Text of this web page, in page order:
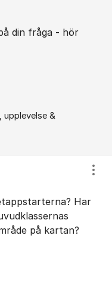
din fråga - hör
upplevelse &
Har
på kartan?